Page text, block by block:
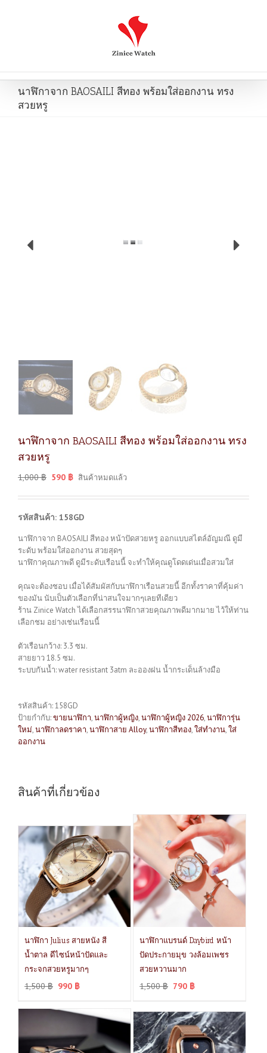
นาฬิกาจาก BAOSAILI สีทอง พร้อมใส่ออกงาน ทรง
สวยหรู
นาฬิกาจาก BAOSAILI สีทอง พร้อมใส่ออกงาน ทรง
สวยหรู
1,000฿ 590 ฿ สินค้าหมดแล้ว
รหัสสินค้า: 158GD
นาฬิกาจาก BAOSAILI สีทอง หน้าปัดสวยหรู ออกแบบสไตล์อัญมณี ดูมี
ระดับ พร้อมใส่ออกงาน สวยสุดๆ
นาฬิกาคุณภาพดี ดูมีระดับเรือนนี้ จะทำให้คุณดูโดดเด่นเมื่อสวมใส่
คุณจะต้องชอบ เมื่อได้สัมผัสกับนาฬิกาเรือนสวยนี้ อีกทั้งราคาที่คุ้มค่า
ของมัน นับเป็นตัวเลือกที่น่าสนใจมากๆเลยทีเดียว
ร้าน Zinice Watch ได้เลือกสรรนาฬิกาสวยคุณภาพดีมากมาย ไว้ให้ท่าน
เลือกชม อย่างเช่นเรือนนี้
ตัวเรือนกว้าง: 3.3 ซม.
สายยาว 18.5 ซม.
ระบบกันน้ำ: water resistant 3atm ละอองฝน น้ำกระเด็นล้างมือ
รหัสสินค้า:158GD
ป้ายกำกับ:ขายนาฬิกา,นาฬิกาผู้หญิง,นาฬิกาผู้หญิง 2026,นาฬิการุ่น
ใหม่,นาฬิกาลดราคา,นาฬิกาสาย Alloy,นาฬิกาสีทอง,ใส่ทำงาน,ใส่
ออกงาน
สินค้าที่เกี่ยวข้อง
นาฬิกา Julius สายหนัง สี
น้ำตาล ดีไซน์หน้าปัดและ
กระจกสวยหรูมากๆ
1,500฿ 990 ฿
นาฬิกาแบรนด์ Daybird หน้า
ปัดประกายมุข วงล้อมเพชร
สวยหวานมาก
1,500฿ 790 ฿